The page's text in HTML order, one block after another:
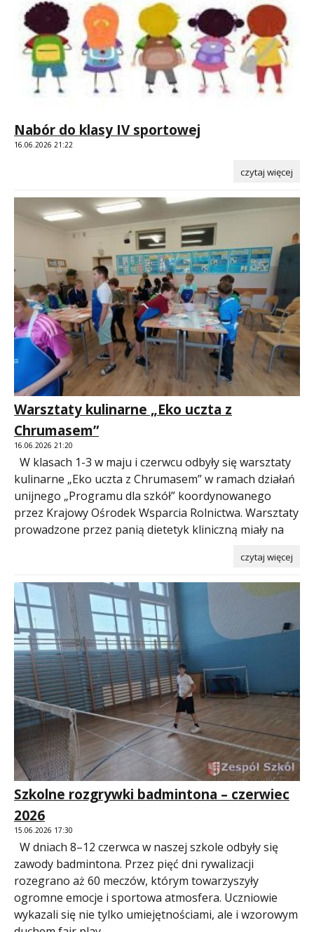
Nabór do klasy IV sportowej
16.06.2026 21:22
czytaj więcej
Warsztaty kulinarne „Eko uczta z
Chrumasem”
16.06.2026 21:20
W klasach 1-3 w maju i czerwcu odbyły się warsztaty
kulinarne „Eko uczta z Chrumasem” w ramach działań
unijnego „Programu dla szkół” koordynowanego
przez Krajowy Ośrodek Wsparcia Rolnictwa. Warsztaty
prowadzone przez panią dietetyk kliniczną miały na
czytaj więcej
Szkolne rozgrywki badmintona – czerwiec
2026
15.06.2026 17:30
W dniach 8–12 czerwca w naszej szkole odbyły się
zawody badmintona. Przez pięć dni rywalizacji
rozegrano aż 60 meczów, którym towarzyszyły
ogromne emocje i sportowa atmosfera. Uczniowie
wykazali się nie tylko umiejętnościami, ale i wzorowym